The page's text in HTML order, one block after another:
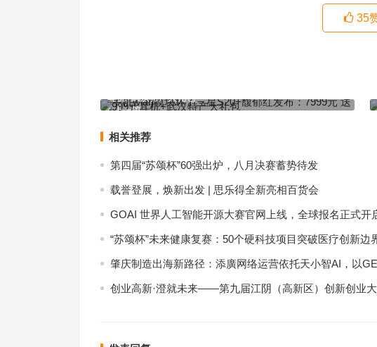
35
上一篇
耳机+武汉特产大礼包
相关推荐
第四届“苏颂杯”60强出炉，八月决赛蓄势待发
载誉登展，焕新出发 | 思乐得全新亮相百货会
GOAI 世界人工智能开源大赛官网上线，全球报名正式开
“苏颂杯”未来健康复赛：50个硬科技项目突破医疗创新边
肇庆制造出海新路径：添廣网络运营依托天小智AI，以
创业高新·澄就未来——第九届江阴（高新区）创新创业